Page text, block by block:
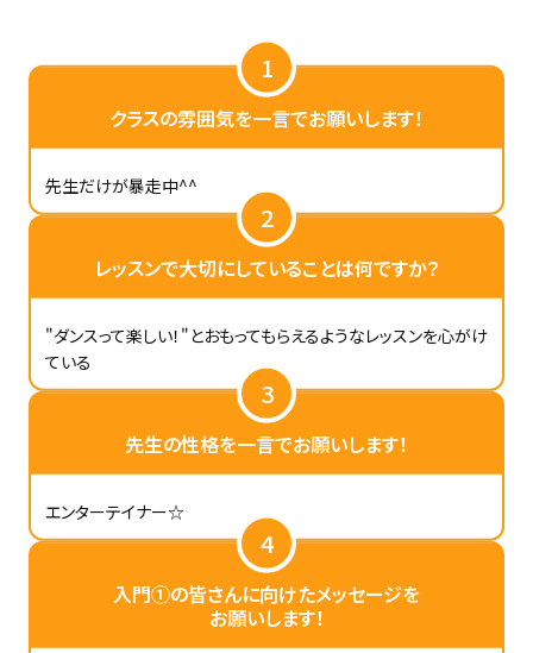
1
クラスの雰囲気を一言でお願いします！
先生だけが暴走中^^
2
レッスンで大切にしていることは何ですか？
"ダンスって楽しい！"とおもってもらえるようなレッスンを心がけ
ている
3
先生の性格を一言でお願いします！
エンターテイナー☆
4
入門①の皆さんに向けたメッセージを
お願いします！